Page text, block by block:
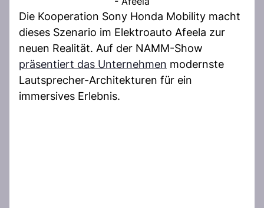
Die Kooperation Sony Honda Mobility macht
dieses Szenario im Elektroauto Afeela zur
neuen Realität. Auf der NAMM-Show
präsentiert das Unternehmen modernste
Lautsprecher-Architekturen für ein
immersives Erlebnis.